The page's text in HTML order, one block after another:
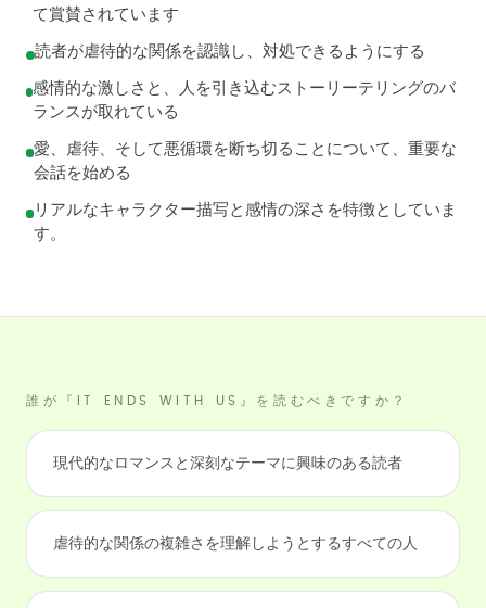
て賞賛されています
読者が虐待的な関係を認識し、対処できるようにする
感情的な激しさと、人を引き込むストーリーテリングのバ
ランスが取れている
愛、虐待、そして悪循環を断ち切ることについて、重要な
会話を始める
リアルなキャラクター描写と感情の深さを特徴としていま
す。
誰が『IT ENDS WITH US』を読むべきですか？
現代的なロマンスと深刻なテーマに興味のある読者
虐待的な関係の複雑さを理解しようとするすべての人